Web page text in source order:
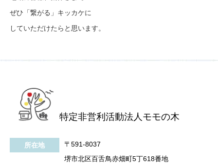
ぜひ「繋がる」キッカケに
していただけたらと思います。
特定非営利活動法人モモの木
所在地
〒591-8037
堺市北区百舌鳥赤畑町5丁618番地